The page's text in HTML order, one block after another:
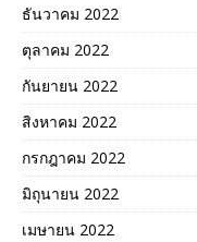
ธันวาคม 2022
ตุลาคม 2022
กันยายน 2022
สิงหาคม 2022
กรกฎาคม 2022
มิถุนายน 2022
เมษายน 2022